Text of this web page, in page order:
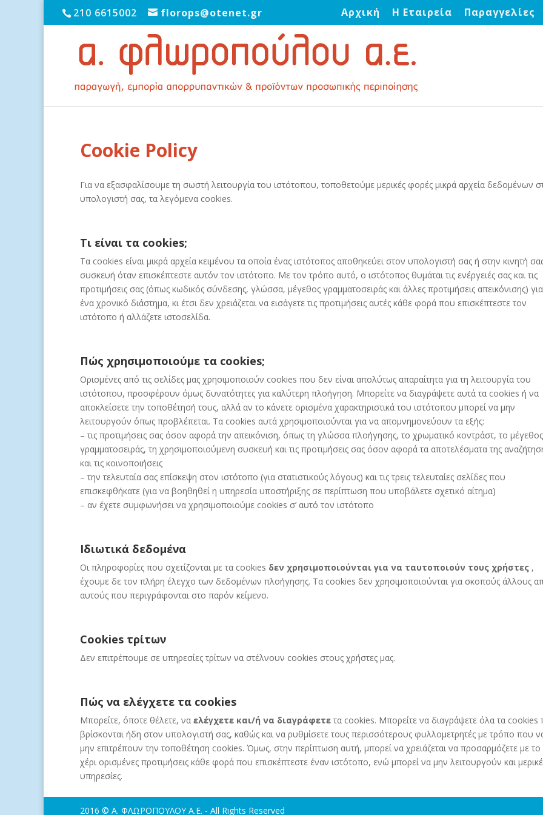
210 6615002 florops@otenet.gr Αρχική Η Εταιρεία Παραγγελίες
Cookie Policy
Για να εξασφαλίσουμε τη σωστή λειτουργία του ιστότοπου, τοποθετούμε μερικές φορές μικρά αρχεία δεδομένων
υπολογιστή σας, τα λεγόμενα cookies.
Τι είναι τα cookies;
Τα cookies είναι μικρά αρχεία κειμένου τα οποία ένας ιστότοπος αποθηκεύει στον υπολογιστή σας ή στην κινητή
συσκευή όταν επισκέπτεστε αυτόν τον ιστότοπο. Με τον τρόπο αυτό, ο ιστότοπος θυμάται τις ενέργειές σας και τις
προτιμήσεις σας (όπως κωδικός σύνδεσης, γλώσσα, μέγεθος γραμματοσειράς και άλλες προτιμήσεις απεικόνισης) για
ένα χρονικό διάστημα, κι έτσι δεν χρειάζεται να εισάγετε τις προτιμήσεις αυτές κάθε φορά που επισκέπτεστε τον
ιστότοπο ή αλλάζετε ιστοσελίδα.
Πώς χρησιμοποιούμε τα cookies;
Ορισμένες από τις σελίδες μας χρησιμοποιούν cookies που δεν είναι απολύτως απαραίτητα για τη λειτουργία του
ιστότοπου, προσφέρουν όμως δυνατότητες για καλύτερη πλοήγηση. Μπορείτε να διαγράψετε αυτά τα cookies ή να
αποκλείσετε την τοποθέτησή τους, αλλά αν το κάνετε ορισμένα χαρακτηριστικά του ιστότοπου μπορεί να μην
λειτουργούν όπως προβλέπεται. Τα cookies αυτά χρησιμοποιούνται για να απομνημονεύουν τα εξής:
– τις προτιμήσεις σας όσον αφορά την απεικόνιση, όπως τη γλώσσα πλοήγησης, το χρωματικό κοντράστ, το μέγεθος
γραμματοσειράς, τη χρησιμοποιούμενη συσκευή και τις προτιμήσεις σας όσον αφορά τα αποτελέσματα της
και τις κοινοποιήσεις
– την τελευταία σας επίσκεψη στον ιστότοπο (για στατιστικούς λόγους) και τις τρεις τελευταίες σελίδες που
επισκεφθήκατε (για να βοηθηθεί η υπηρεσία υποστήριξης σε περίπτωση που υποβάλετε σχετικό αίτημα)
– αν έχετε συμφωνήσει να χρησιμοποιούμε cookies σ’ αυτό τον ιστότοπο
Ιδιωτικά δεδομένα
Οι πληροφορίες που σχετίζονται με τα cookies δεν χρησιμοποιούνται για να ταυτοποιούν τους χρήστες ,
έχουμε δε τον πλήρη έλεγχο των δεδομένων πλοήγησης. Τα cookies δεν χρησιμοποιούνται για σκοπούς άλλους
αυτούς που περιγράφονται στο παρόν κείμενο.
Cookies τρίτων
Δεν επιτρέπουμε σε υπηρεσίες τρίτων να στέλνουν cookies στους χρήστες μας.
Πώς να ελέγχετε τα cookies
Μπορείτε, όποτε θέλετε, να ελέγχετε και/ή να διαγράφετε τα cookies. Μπορείτε να διαγράψετε όλα τα cookies
βρίσκονται ήδη στον υπολογιστή σας, καθώς και να ρυθμίσετε τους περισσότερους φυλλομετρητές με τρόπο που
μην επιτρέπουν την τοποθέτηση cookies. Όμως, στην περίπτωση αυτή, μπορεί να χρειάζεται να προσαρμόζετε με το
χέρι ορισμένες προτιμήσεις κάθε φορά που επισκέπτεστε έναν ιστότοπο, ενώ μπορεί να μην λειτουργούν και
υπηρεσίες.
2016 © Α. ΦΛΩΡΟΠΟΥΛΟΥ Α.Ε. - All Rights Reserved